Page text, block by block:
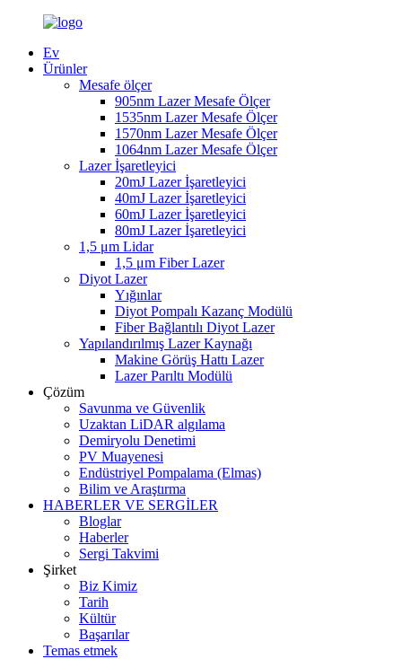
Ev
Ürünler
Mesafe ölçer
905nm Lazer Mesafe Ölçer
1535nm Lazer Mesafe Ölçer
1570nm Lazer Mesafe Ölçer
1064nm Lazer Mesafe Ölçer
Lazer İşaretleyici
20mJ Lazer İşaretleyici
40mJ Lazer İşaretleyici
60mJ Lazer İşaretleyici
80mJ Lazer İşaretleyici
1,5 μm Lidar
1,5 μm Fiber Lazer
Diyot Lazer
Yığınlar
Diyot Pompalı Kazanç Modülü
Fiber Bağlantılı Diyot Lazer
Yapılandırılmış Lazer Kaynağı
Makine Görüş Hattı Lazer
Lazer Parıltı Modülü
Çözüm
Savunma ve Güvenlik
Uzaktan LiDAR algılama
Demiryolu Denetimi
PV Muayenesi
Endüstriyel Pompalama (Elmas)
Bilim ve Araştırma
HABERLER VE SERGİLER
Bloglar
Haberler
Sergi Takvimi
Şirket
Biz Kimiz
Tarih
Kültür
Başarılar
Temas etmek